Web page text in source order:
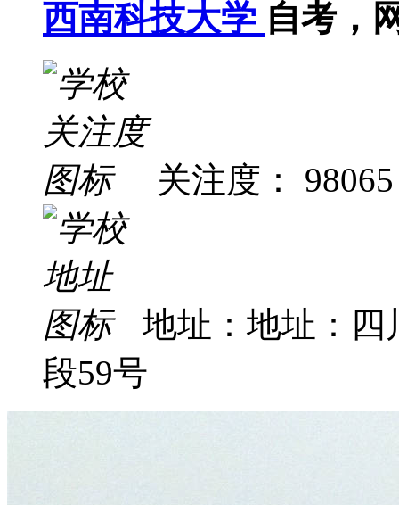
西南科技大学 自考，
关注度： 98065
地址：地址：四
段59号